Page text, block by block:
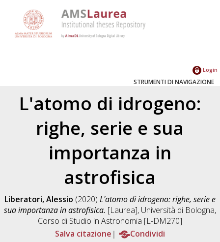
Login
STRUMENTI DI NAVIGAZIONE
L'atomo di idrogeno:
righe, serie e sua
importanza in
astrofisica
Liberatori, Alessio (2020) L'atomo di idrogeno: righe, serie e
sua importanza in astrofisica. [Laurea], Università di Bologna,
Corso di Studio in Astronomia [L-DM270]
Salva citazione
Condividi